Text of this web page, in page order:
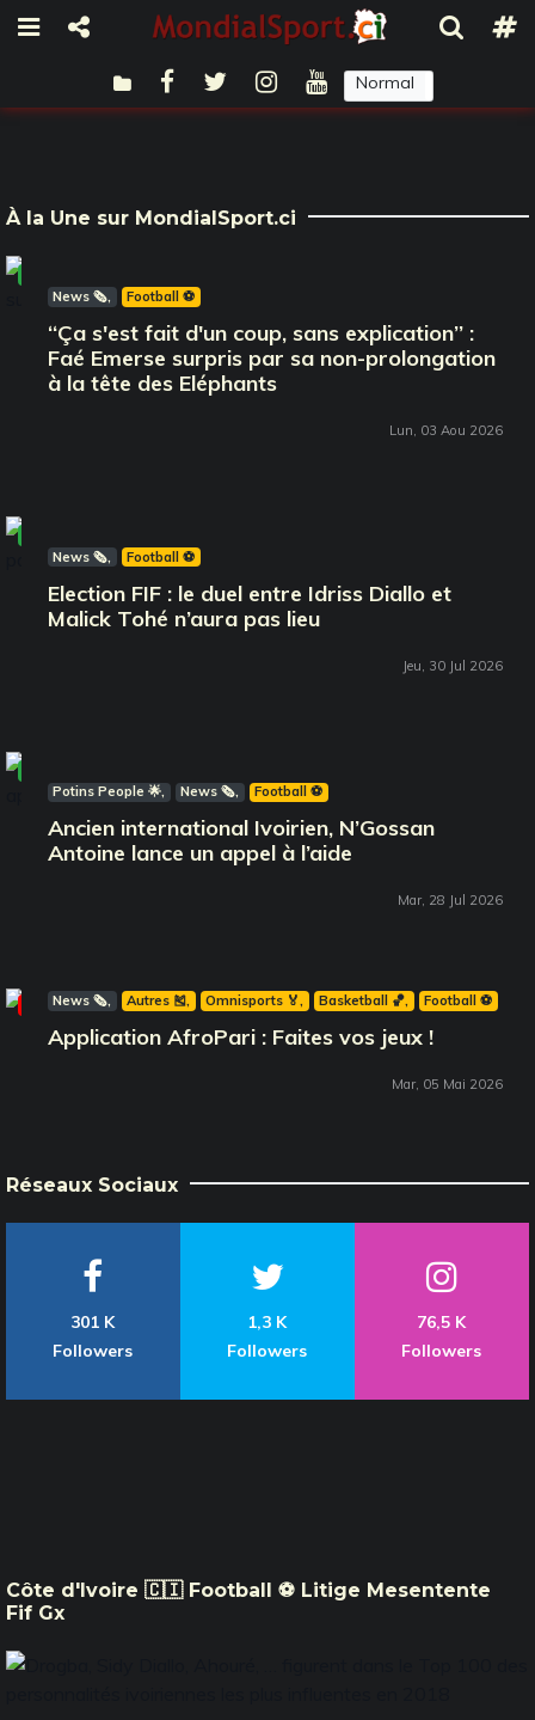
Normal
À la Une sur MondialSport.ci
News 🗞️ Football ⚽️
‘‘Ça s'est fait d'un coup, sans explication’’ :
Faé Emerse surpris par sa non-prolongation
à la tête des Eléphants
Lun, 03 Aou 2026
News 🗞️ Football ⚽️
Election FIF : le duel entre Idriss Diallo et
Malick Tohé n’aura pas lieu
Jeu, 30 Jul 2026
Potins People 🌟 News 🗞️ Football ⚽️
Ancien international Ivoirien, N’Gossan
Antoine lance un appel à l’aide
Mar, 28 Jul 2026
Coup d'Cœur
News 🗞️ Autres 🎽 Omnisports 🏅 Basketball 🏀 Football ⚽️
Application AfroPari : Faites vos jeux !
Mar, 05 Mai 2026
Réseaux Sociaux
301 K
Followers
1,3 K
Followers
76,5 K
Followers
Côte d'Ivoire 🇨🇮 Football ⚽️ Litige Mesentente
Fif Gx